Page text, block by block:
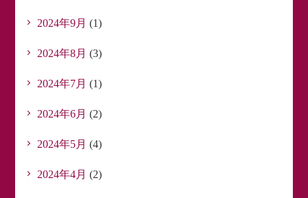
2024年9月 (1)
2024年8月 (3)
2024年7月 (1)
2024年6月 (2)
2024年5月 (4)
2024年4月 (2)